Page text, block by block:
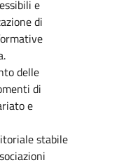
e
di
delle
di
e
stabile